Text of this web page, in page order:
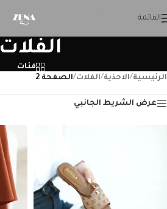
Skip to navigation
القائمة
الفلات
فئات
الرئيسية/الاحذية/الفلات/الصفحة 2
عرض الشريط الجانبي